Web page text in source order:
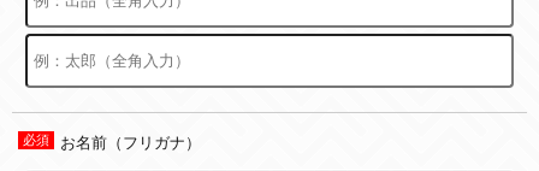
お名前（フリガナ）